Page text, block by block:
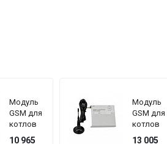
Модуль
GSM для
котлов
ZOTA
10 965
Модуль
GSM для
котлов
ZOTA
13 005